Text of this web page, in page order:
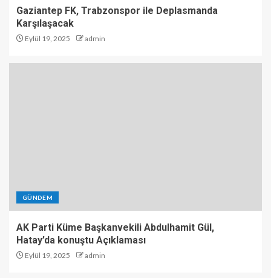
Gaziantep FK, Trabzonspor ile Deplasmanda
Karşılaşacak
Eylül 19, 2025 admin
GÜNDEM
AK Parti Küme Başkanvekili Abdulhamit Gül,
Hatay’da konuştu Açıklaması
Eylül 19, 2025 admin